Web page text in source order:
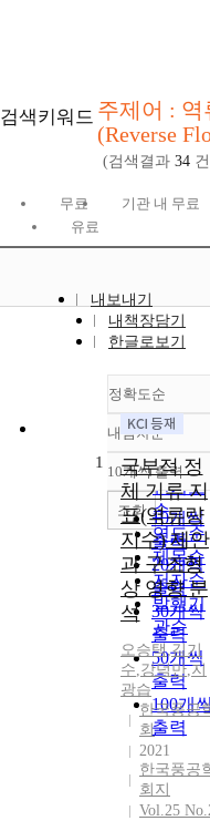
검색키워드 주제어 : 역
(Reverse
(검색결과 34
무료
기관 내 무료
유료
내보내기
내책장담기
한글로보기
정확도순
정확도
순
인기도
순
연도순
제목순
저자순
발행기
관순
내림차순
내림차
10개씩 출력
10개씩
출력
20개씩
출력
30개씩
출력
50개씩
출력
100개
출력
조회
1
국부적 정
체 기류 지
표(역류량
지수) 제안
과 구조형
상 영향 분
석
오승택,김기
수,강덕만,지
광습
한국풍공
회
2021
한국풍공
회지
Vol.25